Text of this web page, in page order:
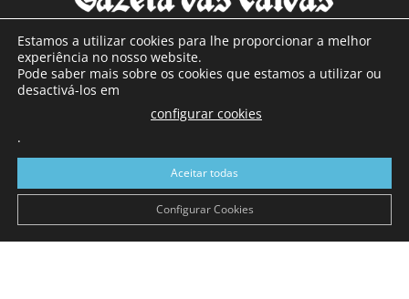
SOBRE NÓS
Com sede nas Caldas da Rainha e mais de 90 anos de
a sul de distrito de Leiria, com mais de 40.000 leitores por
toda a região Oeste. Jornal com distribuição em Portugal
Continental e assinatura online.
Estamos a utilizar cookies para lhe proporcionar a melhor
experiência no nosso website.
Pode saber mais sobre os cookies que estamos a utilizar ou
desactivá-los em
configurar cookies
.
Aceitar todas
Configurar Cookies